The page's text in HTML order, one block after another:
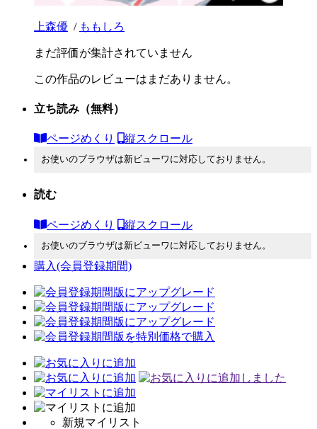
上森優 / ももしろ
まだ評価が集計されていません
この作品のレビューはまだありません。
立ち読み （無料）
ページめくり 縦スクロール
お使いのブラウザは新ビューワに対応しておりません。
読む
ページめくり 縦スクロール
お使いのブラウザは新ビューワに対応しておりません。
購入(会員登録期間)
新規マイリスト